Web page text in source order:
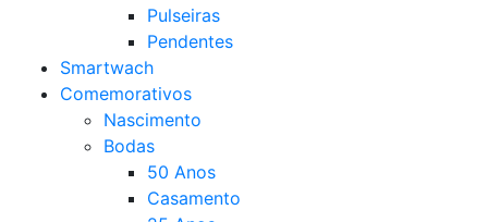
Pulseiras
Pendentes
Smartwach
Comemorativos
Nascimento
Bodas
50 Anos
Casamento